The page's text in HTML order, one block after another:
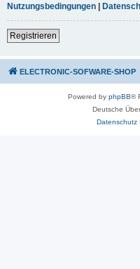
Nutzungsbedingungen
Registrieren
ELECTRONIC-SOFWARE-SHOP
Powered by phpBB®
Deutsche
Datenschutz|